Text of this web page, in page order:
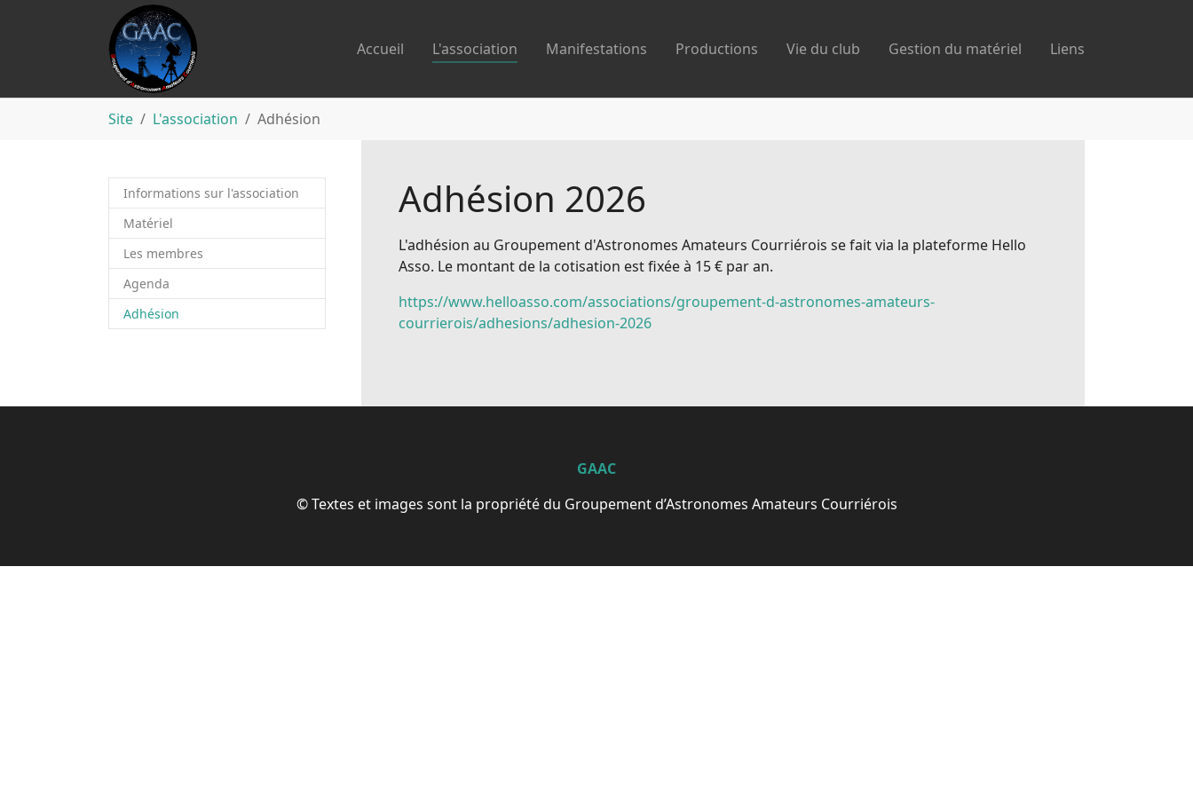
Accueil L'association Manifestations Productions Vie du club Gestion du matériel Liens
Site L'association Adhésion
Informations sur l'association
Matériel
Les membres
Agenda
Adhésion
Adhésion 2026
L'adhésion au Groupement d'Astronomes Amateurs Courriérois se fait via la plateforme Hello
Asso. Le montant de la cotisation est fixée à 15 € par an.
https://www.helloasso.com/associations/groupement-d-astronomes-amateurs-
courrierois/adhesions/adhesion-2026
GAAC
© Textes et images sont la propriété du Groupement d’Astronomes Amateurs Courriérois